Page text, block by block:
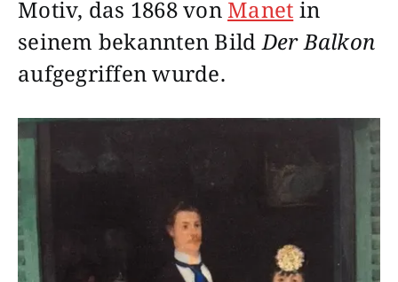
Motiv, das 1868 von Manet in
seinem bekannten BildDer Balkon
aufgegriffen wurde.